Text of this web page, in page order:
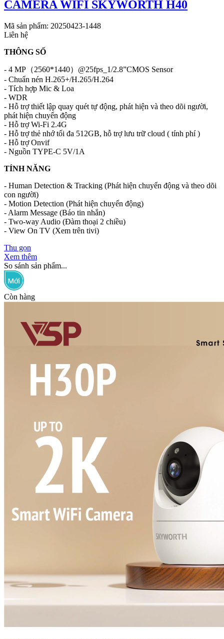
CAMERA WIFI SKYWORTH H40
Mã sản phẩm: 20250423-1448
Liên hệ
THÔNG SỐ
- 4 MP（2560*1440）@25fps_1/2.8”CMOS Sensor
- Chuẩn nén H.265+/H.265/H.264
- Tích hợp Mic & Loa
- WDR
- Hỗ trợ thiết lập quay quét tự động, phát hiện và theo dõi người,
phát hiện chuyển động
- Hỗ trợ Wi-Fi 2.4G
- Hỗ trợ thẻ nhớ tối đa 512GB, hỗ trợ lưu trữ cloud ( tính phí )
- Hỗ trợ Onvif
- Nguồn TYPE-C 5V/1A
TÍNH NĂNG
- Human Detection & Tracking (Phát hiện chuyển động và theo dõi
con người)
- Motion Detection (Phát hiện chuyển động)
- Alarm Message (Báo tin nhắn)
- Two-way Audio (Đàm thoại 2 chiều)
- View On TV (Xem trên tivi)
Thu gọn
Xem thêm
So sánh sản phẩm...
Còn hàng